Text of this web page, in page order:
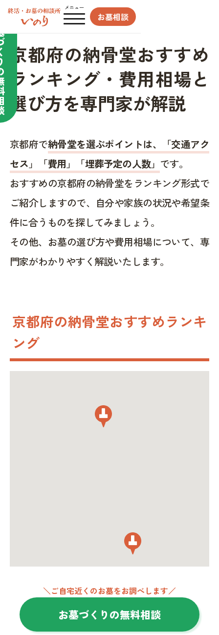
メニュー
お墓相談
京都府の納骨堂おすすめ
ランキング・費用相場と
選び方を専門家が解説
京都府で納骨堂を選ぶポイントは、「交通アク
セス」「費用」「埋葬予定の人数」 です。
おすすめの京都府の納骨堂をランキング形式で
ご紹介しますので、自分や家族の状況や希望条
件に合うものを探してみましょう。
その他、お墓の選び方や費用相場について、専
門家がわかりやすく解説いたします。
京都府の納骨堂おすすめランキ
ング
＼ご自宅近くのお墓をお調べします／
お墓づくりの無料相談